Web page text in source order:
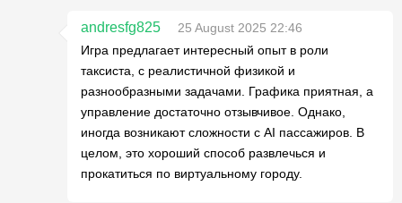
andresfg825
25 August 2025 22:46
Игра предлагает интересный опыт в роли
таксиста, с реалистичной физикой и
разнообразными задачами. Графика приятная, а
управление достаточно отзывчивое. Однако,
иногда возникают сложности с AI пассажиров. В
целом, это хороший способ развлечься и
прокатиться по виртуальному городу.